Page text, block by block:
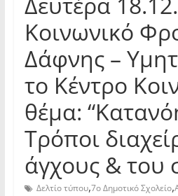
Κοινωνικό
Δάφνης –
το Κέντρο
θέμα:
Τρόποι
άγχους & του
Δελτίο τύπου,7ο Δημοτικό Σχολείο,